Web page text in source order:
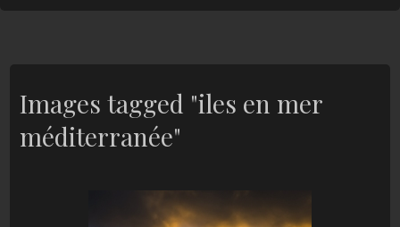
Images tagged "iles en mer
méditerranée"